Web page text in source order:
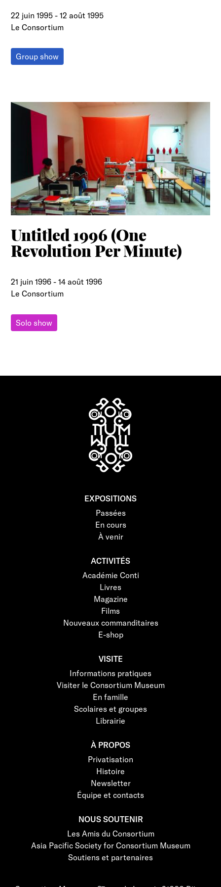
22 juin 1995 -12 août 1995
Le Consortium
Group show
Untitled 1996 (One
Revolution Per Minute)
21 juin 1996 -14 août 1996
Le Consortium
Solo show
EXPOSITIONS
Passées
En cours
À venir
ACTIVITÉS
Académie Conti
Livres
Magazine
Films
Nouveaux commanditaires
E-shop
VISITE
Informations pratiques
Visiter le Consortium Museum
En famille
Scolaires et groupes
Librairie
À PROPOS
Privatisation
Histoire
Newsletter
Équipe et contacts
NOUS SOUTENIR
Les Amis du Consortium
Asia Pacific Society for Consortium Museum
Soutiens et partenaires